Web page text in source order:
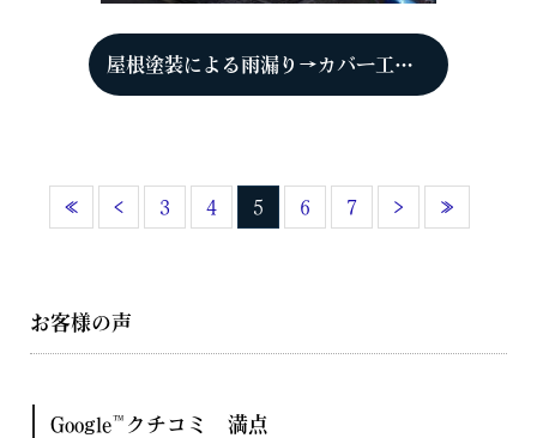
屋根塗装による雨漏り→カバー工法 京都市右京区 T様
« ‹ 3 4 5 6 7 › »
お客様の声
Google™クチコミ 満点